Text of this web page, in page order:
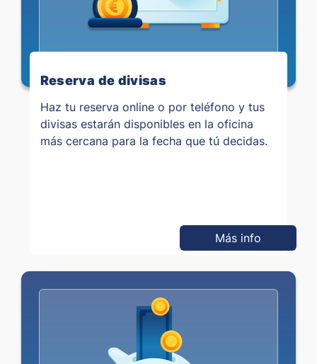
Reserva de divisas
Haz tu reserva online o por teléfono y tus
divisas estarán disponibles en la oficina
más cercana para la fecha que tú decidas.
Más info